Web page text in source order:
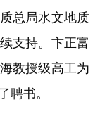
总局水文地质
支持。卞正富
教授级高工为
聘书。